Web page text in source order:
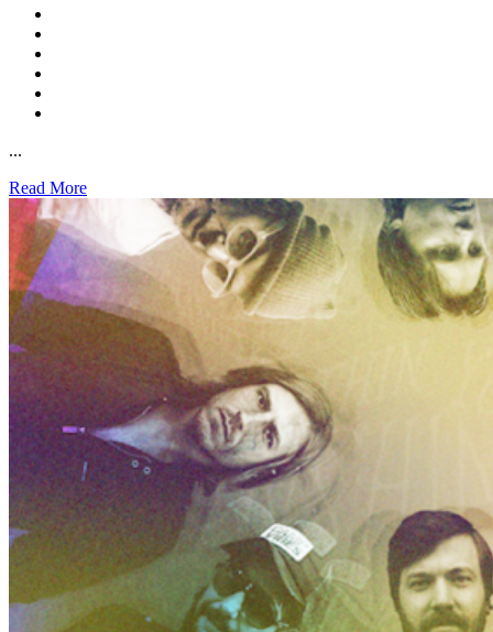
...
Read More